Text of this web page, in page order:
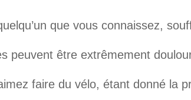
que vous connaissez,
peuvent être extrêmement
faire du vélo, étant donné la